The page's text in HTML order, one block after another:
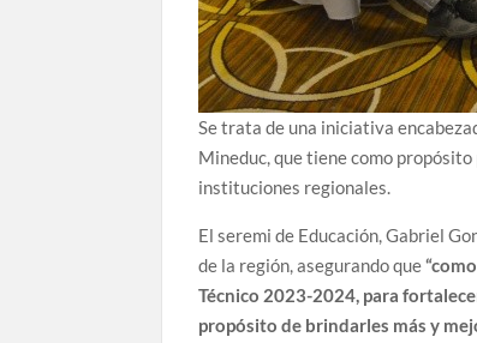
Se trata de una iniciativa
Mineduc, que tiene como
instituciones regionales.
El seremi de Educación, Gabriel
de la región, asegurando que
Técnico 2023-2024, para
propósito de brindarles más y